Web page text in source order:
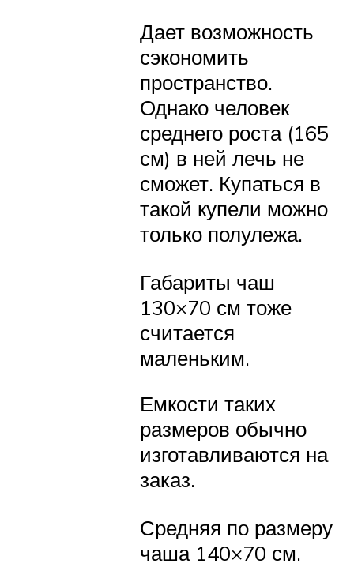
Дает возможность
сэкономить
пространство.
Однако человек
среднего роста (165
см) в ней лечь не
сможет. Купаться в
такой купели можно
только полулежа.
Габариты чаш
130×70 см тоже
считается
маленьким.
Емкости таких
размеров обычно
изготавливаются на
заказ.
Средняя по размеру
чаша 140×70 см.